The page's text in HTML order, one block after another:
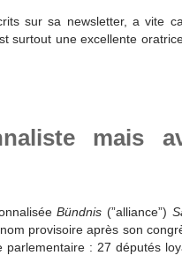
sur sa newsletter, a vite
surtout une excellente
mais
Bündnis (”alliance”)
provisoire après son
parlementaire : 27 députés